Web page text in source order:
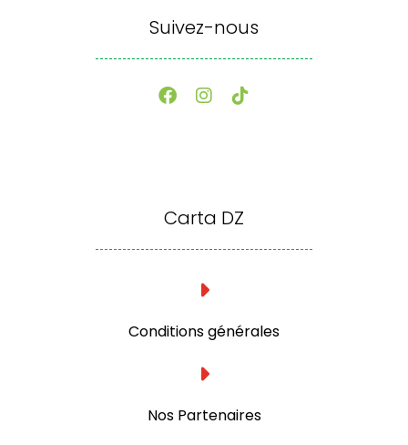
Suivez-nous
Carta DZ
Conditions générales
Nos Partenaires